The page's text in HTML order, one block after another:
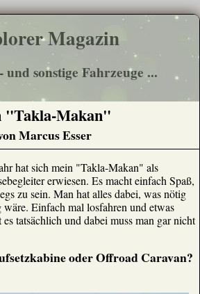
Magazin
und sonstige Fahrzeuge ...
"Takla-Makan"
Marcus Esser
hat sich mein "Takla-Makan" als
erwiesen. Es macht einfach Spaß,
zu sein. Man hat alles dabei, was nötig
Einfach mal losfahren und etwas
tatsächlich und dabei muss man gar nicht
oder Offroad Caravan?